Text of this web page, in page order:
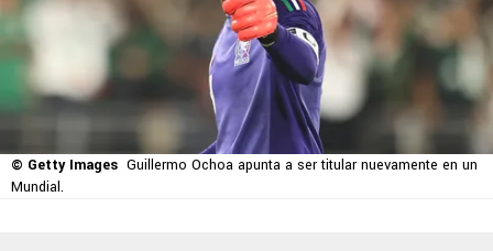
© Getty Images Guillermo Ochoa apunta a ser titular nuevamente en un
Mundial.